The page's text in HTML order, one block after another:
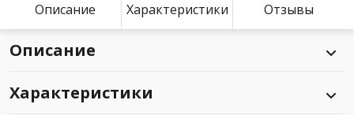
Описание
Характеристики Отзывы
Описание
Характеристики